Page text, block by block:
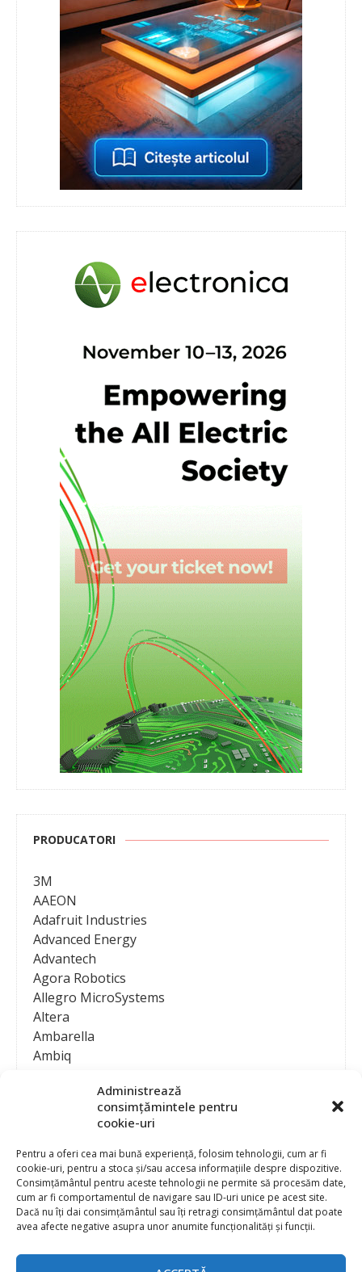
Administrează
consimțămintele pentru
cookie-uri
Pentru a oferi cea mai bună experiență, folosim tehnologii, cum ar fi
cookie-uri, pentru a stoca și/sau accesa informațiile despre dispozitive.
Consimțământul pentru aceste tehnologii ne permite să procesăm date,
cum ar fi comportamentul de navigare sau ID-uri unice pe acest site.
Dacă nu îți dai consimțământul sau îți retragi consimțământul dat poate
avea afecte negative asupra unor anumite funcționalități și funcții.
PRODUCATORI
3M
AAEON
Adafruit Industries
Advanced Energy
Advantech
Agora Robotics
Allegro MicroSystems
Altera
Ambarella
Ambiq
Analog Devices
Anritsu Corporation
Ansys
APS
Arduino
Arm
Asentics